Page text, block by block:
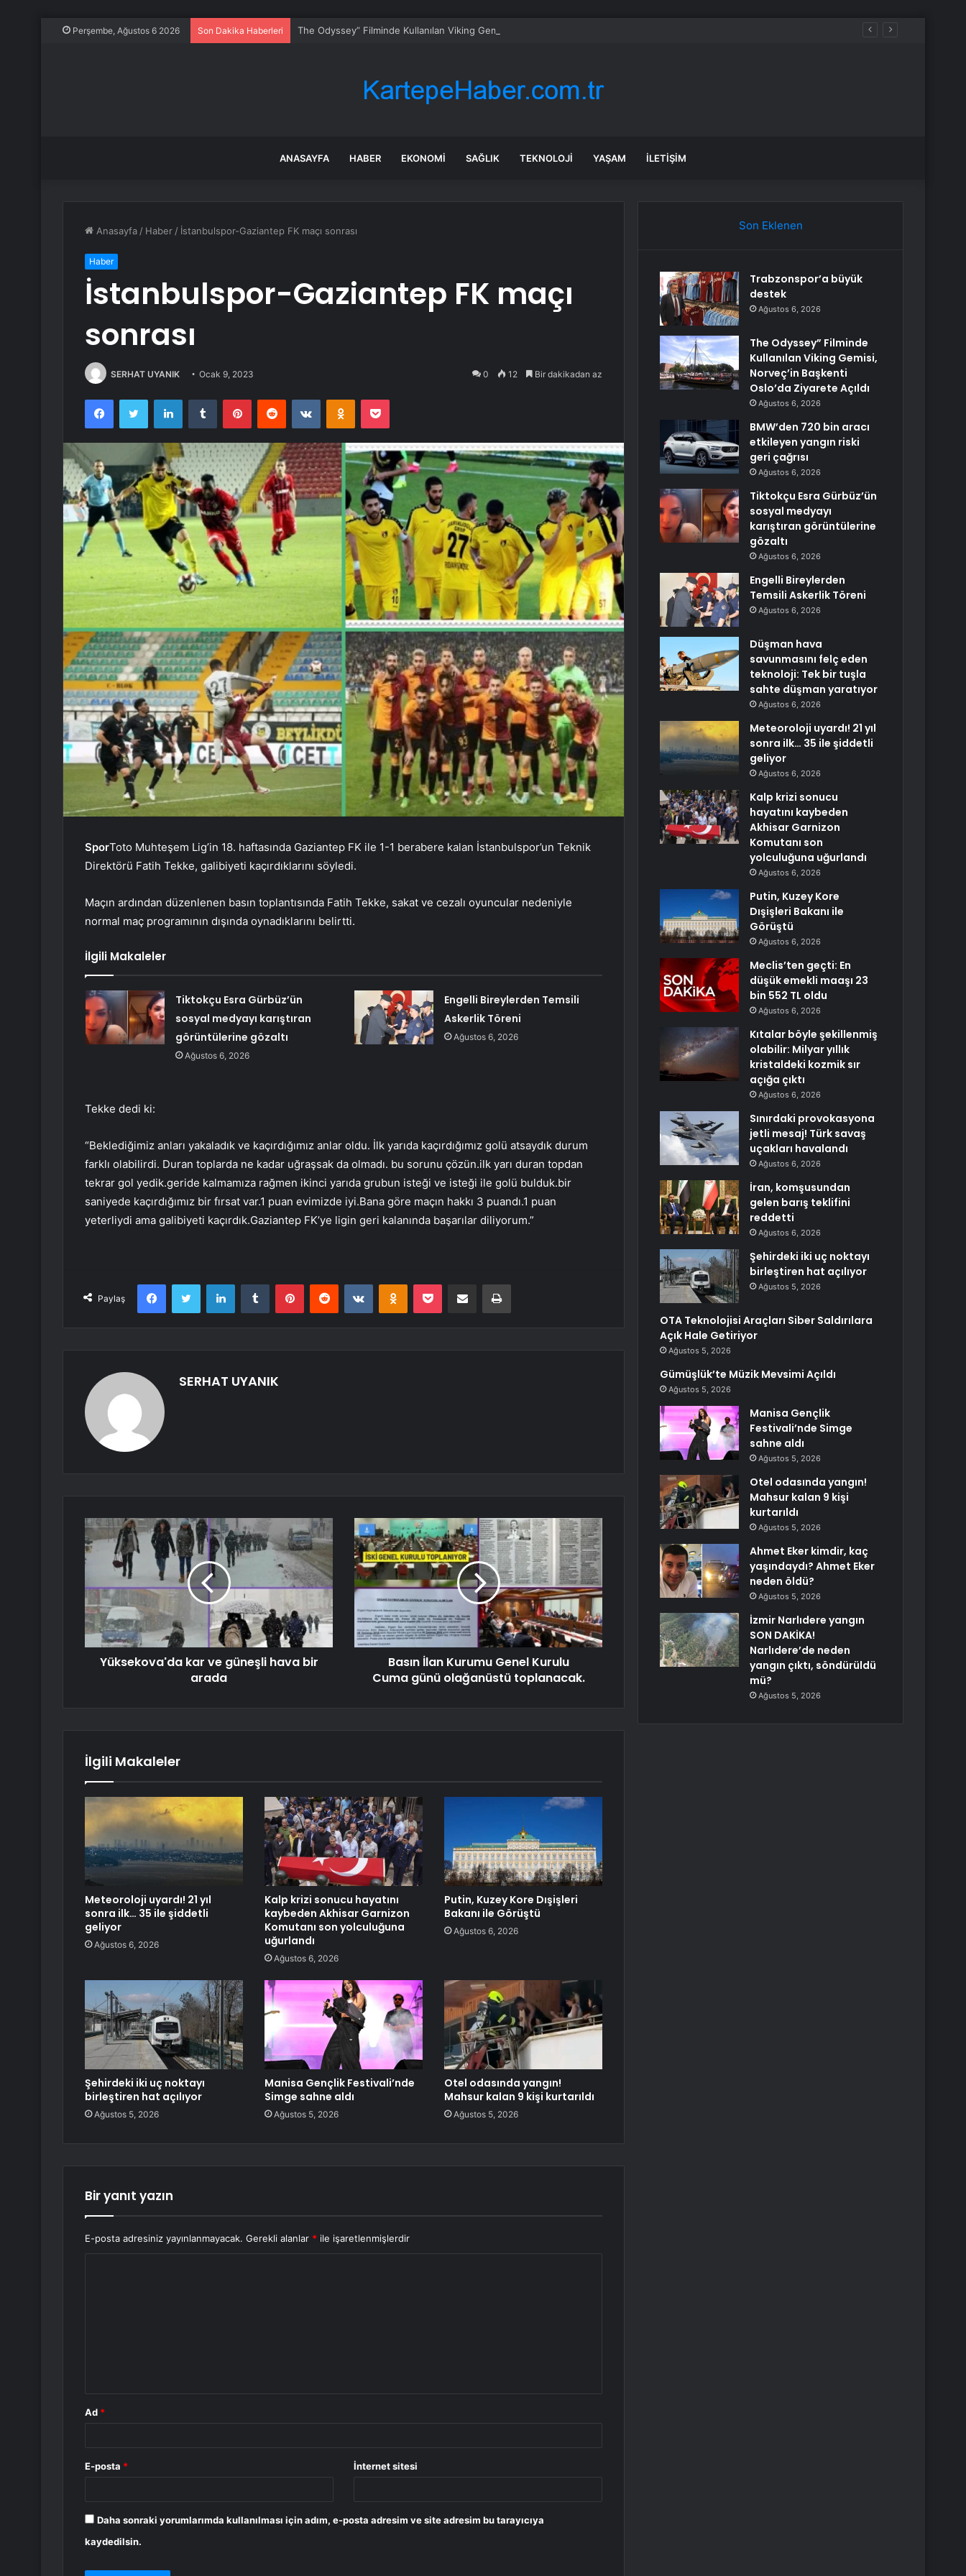
Perşembe, Ağustos 6 2026 Son Dakika Haberleri The Odyssey” Filminde Kullanılan Viking Gemisi, Norveç’in Başkenti Oslo’da Ziyarete Açıldı
ANASAYFA HABER EKONOMI SAĞLIK TEKNOLOJI YAŞAM İLETIŞIM
Anasayfa / Haber / İstanbulspor-Gaziantep FK maçı sonrası
Haber
İstanbulspor-Gaziantep FK maçı
sonrası
SERHAT UYANIK Ocak 9, 2023 0 12 Bir dakikadan az
FacebookTwitter LinkedInTumblr PinterestReddit VKontakteOdnoklassniki
Pocket
SporToto Muhteşem Lig’in 18. haftasında Gaziantep FK ile 1-1 berabere kalan İstanbulspor’un Teknik
Direktörü Fatih Tekke, galibiyeti kaçırdıklarını söyledi.
Maçın ardından düzenlenen basın toplantısında Fatih Tekke, sakat ve cezalı oyuncular nedeniyle
normal maç programının dışında oynadıklarını belirtti.
İlgili Makaleler
Tiktokçu Esra Gürbüz’ün
sosyal medyayı karıştıran
görüntülerine gözaltı
Ağustos 6, 2026
Engelli Bireylerden Temsili
Askerlik Töreni
Ağustos 6, 2026
Tekke dedi ki:
“Beklediğimiz anları yakaladık ve kaçırdığımız anlar oldu. İlk yarıda kaçırdığımız golü atsaydık durum
farklı olabilirdi. Duran toplarda ne kadar uğraşsak da olmadı. bu sorunu çözün.ilk yarı duran topdan
tekrar gol yedik.geride kalmamıza rağmen ikinci yarıda grubun isteği ve isteği ile golü bulduk.bir
saniyede kaçırdığımız bir fırsat var.1 puan evimizde iyi.Bana göre maçın hakkı 3 puandı.1 puan
yeterliydi ama galibiyeti kaçırdık.Gaziantep FK’ye ligin geri kalanında başarılar diliyorum.”
Paylaş
FacebookTwitter LinkedInTumblr PinterestReddit VKontakteOdnoklassniki
Pocket E-Posta ile paylaş Yazdır
SERHAT UYANIK
Yüksekova'da kar ve güneşli hava bir
arada
Basın İlan Kurumu Genel Kurulu
Cuma günü olağanüstü toplanacak.
İlgili Makaleler
Meteoroloji uyardı! 21 yıl
sonra ilk… 35 ile şiddetli
geliyor
Ağustos 6, 2026
Kalp krizi sonucu hayatını
kaybeden Akhisar Garnizon
Komutanı son yolculuğuna
uğurlandı
Ağustos 6, 2026
Putin, Kuzey Kore Dışişleri
Bakanı ile Görüştü
Ağustos 6, 2026
Şehirdeki iki uç noktayı
birleştiren hat açılıyor
Ağustos 5, 2026
Manisa Gençlik Festivali’nde
Simge sahne aldı
Ağustos 5, 2026
Otel odasında yangın!
Mahsur kalan 9 kişi kurtarıldı
Ağustos 5, 2026
Bir yanıt yazın
E-posta adresiniz yayınlanmayacak. Gerekli alanlar * ile işaretlenmişlerdir
Ad *
E-posta * İnternet sitesi
Daha sonraki yorumlarımda kullanılması için adım, e-posta adresim ve site adresim bu tarayıcıya
kaydedilsin.
Son Eklenen
Trabzonspor’a büyük
destek
Ağustos 6, 2026
The Odyssey” Filminde
Kullanılan Viking Gemisi,
Norveç’in Başkenti
Oslo’da Ziyarete Açıldı
Ağustos 6, 2026
BMW’den 720 bin aracı
etkileyen yangın riski
geri çağrısı
Ağustos 6, 2026
Tiktokçu Esra Gürbüz’ün
sosyal medyayı
karıştıran görüntülerine
gözaltı
Ağustos 6, 2026
Engelli Bireylerden
Temsili Askerlik Töreni
Ağustos 6, 2026
Düşman hava
savunmasını felç eden
teknoloji: Tek bir tuşla
sahte düşman yaratıyor
Ağustos 6, 2026
Meteoroloji uyardı! 21 yıl
sonra ilk… 35 ile şiddetli
geliyor
Ağustos 6, 2026
Kalp krizi sonucu
hayatını kaybeden
Akhisar Garnizon
Komutanı son
yolculuğuna uğurlandı
Ağustos 6, 2026
Putin, Kuzey Kore
Dışişleri Bakanı ile
Görüştü
Ağustos 6, 2026
Meclis’ten geçti: En
düşük emekli maaşı 23
bin 552 TL oldu
Ağustos 6, 2026
Kıtalar böyle şekillenmiş
olabilir: Milyar yıllık
kristaldeki kozmik sır
açığa çıktı
Ağustos 6, 2026
Sınırdaki provokasyona
jetli mesaj! Türk savaş
uçakları havalandı
Ağustos 6, 2026
İran, komşusundan
gelen barış teklifini
reddetti
Ağustos 6, 2026
Şehirdeki iki uç noktayı
birleştiren hat açılıyor
Ağustos 5, 2026
OTA Teknolojisi Araçları Siber Saldırılara
Açık Hale Getiriyor
Ağustos 5, 2026
Gümüşlük’te Müzik Mevsimi Açıldı
Ağustos 5, 2026
Manisa Gençlik
Festivali’nde Simge
sahne aldı
Ağustos 5, 2026
Otel odasında yangın!
Mahsur kalan 9 kişi
kurtarıldı
Ağustos 5, 2026
Ahmet Eker kimdir, kaç
yaşındaydı? Ahmet Eker
neden öldü?
Ağustos 5, 2026
İzmir Narlıdere yangın
SON DAKİKA!
Narlıdere’de neden
yangın çıktı, söndürüldü
mü?
Ağustos 5, 2026